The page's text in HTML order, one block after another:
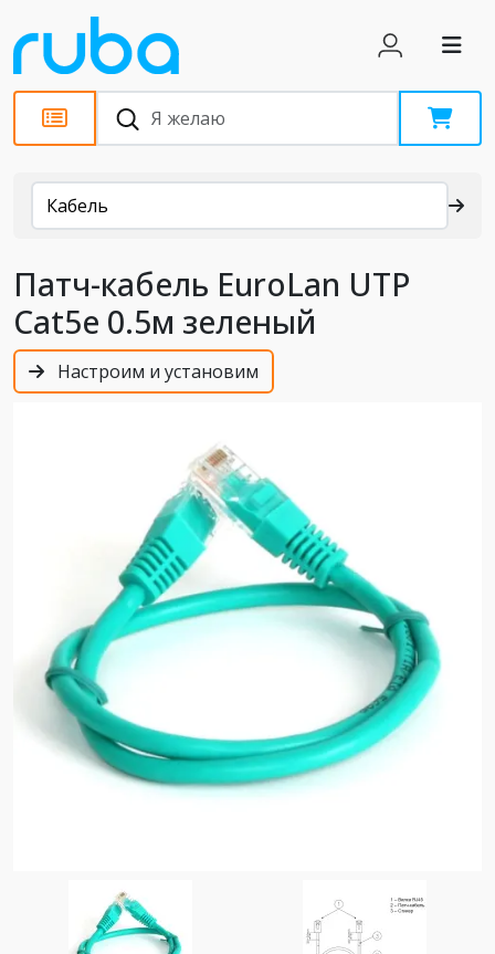
Каталог
Кабель
Патч-кабель EuroLan UTP
Cat5e 0.5м зеленый
Настроим и установим